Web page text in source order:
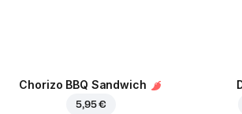
Chorizo BBQ Sandwich
5,95 €